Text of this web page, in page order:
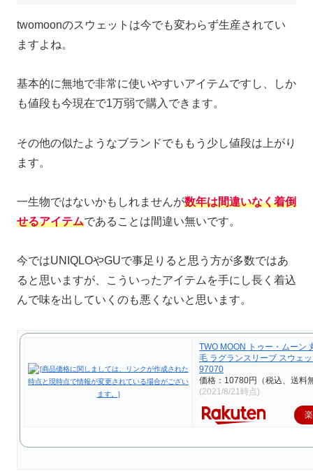
twomoonのスウェットは今でも変わらず生産されてい
ますよね。
基本的に無地で非常に使いやすいアイテムですし、しか
も値段も今現在で1万弱で購入できます。
その他の似たようなブランドでももう少し値段は上がり
ます。
一生物ではないかもしれませんが数年は間違いなく着倒
せるアイテムであることは間違い無いです。
今ではUNIQLOやGUで事足りると思う方が多数ではあ
ると思いますが、こういったアイテムを手にし長く着込
んで味を出していくのも悪くないと思います。
TWO MOON トゥー・ムーン
毛 ラグランスリーブ スウェ
97070
価格：10780円（税込、送料
(2021/8/21時点)